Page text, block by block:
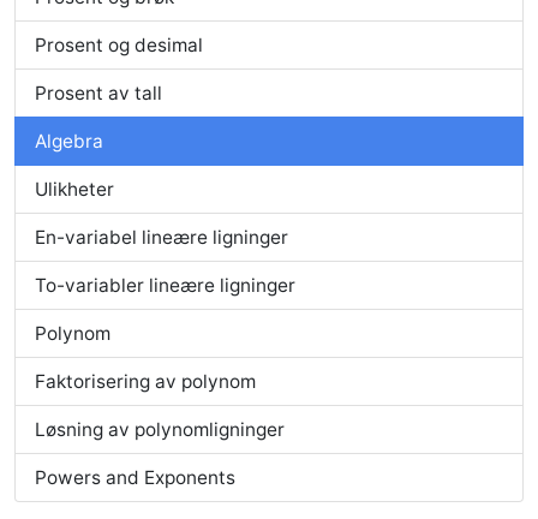
Prosent og desimal
Prosent av tall
Algebra
Ulikheter
En-variabel lineære ligninger
To-variabler lineære ligninger
Polynom
Faktorisering av polynom
Løsning av polynomligninger
Powers and Exponents